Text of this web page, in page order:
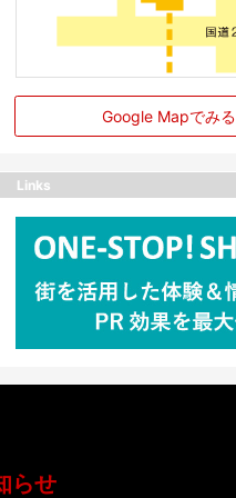
Google Mapでみる
Links
らせ